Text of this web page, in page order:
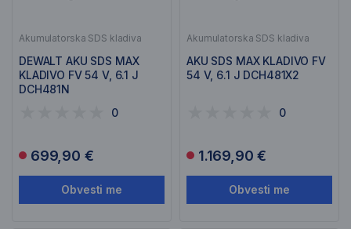
Akumulatorska SDS kladiva
DEWALT AKU SDS MAX
KLADIVO FV 54 V, 6.1 J
DCH481N
0
699,90 €
Obvesti me
Akumulatorska SDS kladiva
AKU SDS MAX KLADIVO FV
54 V, 6.1 J DCH481X2
0
1.169,90 €
Obvesti me